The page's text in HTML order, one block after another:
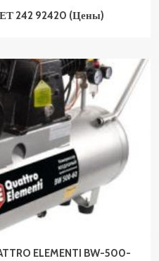
242 92420 (Цены)
ELEMENTI BW-500-